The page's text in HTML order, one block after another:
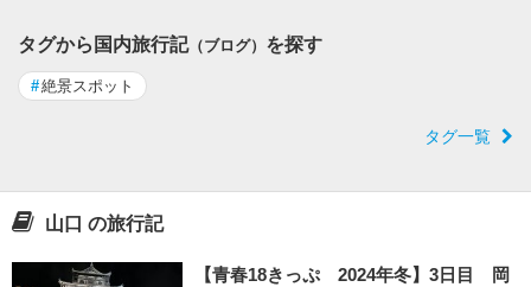
タグから国内旅行記（ブログ） を探す
#絶景スポット
タグ一覧
山口 の旅行記
【青春18きっぷ 2024年冬】3日目 岡